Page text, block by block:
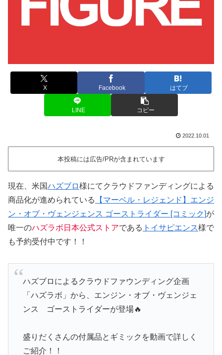
X Facebook はてブ
LINE コピー
2022.10.01
本投稿には広告/PRが含まれています
現在、米国ハズブロ様にてクラウドファンディングによる
商品化が進められている
【マーベル・レジェンド】エンジ
ン・オブ・ヴェンジェンス ゴーストライダー [コミック]が
唯一のハズラボ日本公式ストアである トイサピエンス様で
も予約受付中です！！
ハズブロによるクラウドファウンディング企画
「ハズラボ」から、エンジン・オブ・ヴェンジェ
ンス ゴーストライダーが登場🔥
盛りだくさんの付属品とギミックを動画で詳しく
ご紹介！！